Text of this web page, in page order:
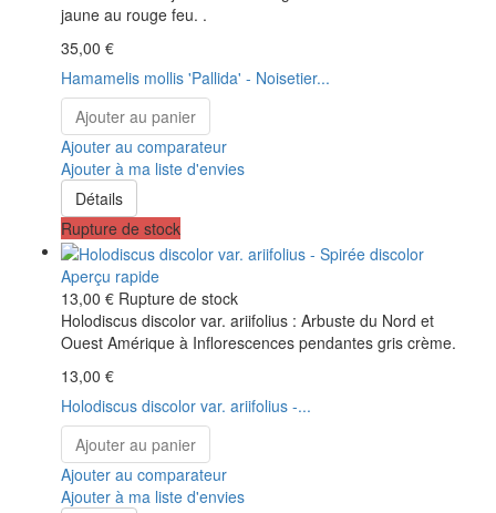
jaune au rouge feu. .
35,00 €
Hamamelis mollis 'Pallida' - Noisetier...
Ajouter au panier
Ajouter au comparateur
Ajouter à ma liste d'envies
Détails
Rupture de stock
Aperçu rapide
13,00 € Rupture de stock
Holodiscus discolor var. ariifolius : Arbuste du Nord et
Ouest Amérique à Inflorescences pendantes gris crème.
13,00 €
Holodiscus discolor var. ariifolius -...
Ajouter au panier
Ajouter au comparateur
Ajouter à ma liste d'envies